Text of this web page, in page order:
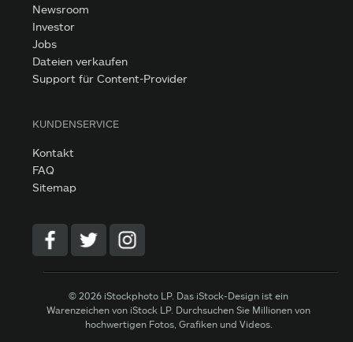
Newsroom
Investor
Jobs
Dateien verkaufen
Support für Content-Provider
KUNDENSERVICE
Kontakt
FAQ
Sitemap
© 2026 iStockphoto LP. Das iStock-Design ist ein
Warenzeichen von iStock LP. Durchsuchen Sie Millionen von
hochwertigen Fotos, Grafiken und Videos.